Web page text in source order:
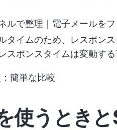
ルで整理｜電子メールを
タイムのため、レスポン
スポンスタイムは変動する
簡単な比較
使うとき